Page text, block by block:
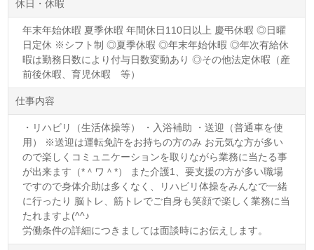
休日・休暇
年末年始休暇 夏季休暇 年間休日110日以上 慶弔休暇 ◎日曜
日定休 ※シフト制 ◎夏季休暇 ◎年末年始休暇 ◎年次有給休
暇は勤務日数により付与日数変動あり ◎その他法定休暇（産
前後休暇、育児休暇 等）
仕事内容
・リハビリ（生活体操等） ・入浴補助 ・送迎（普通車を使
用） ※送迎は運転免許をお持ちの方のみ お元気な方が多い
ので楽しくコミュニケーションを取りながら業務に当たる事
が出来ます（*＾ワ＾*） また介護1、要支援の方が多い職場
ですので身体介助は多くなく、リハビリ体操をみんなで一緒
に行ったり 脳トレ、筋トレでご自身も笑顔で楽しく業務に当
たれますよ(^^♪
労働条件の詳細につきましては面談時にお伝えします。